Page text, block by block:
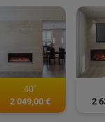
40"
2 049,00 €
2